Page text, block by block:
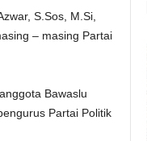
S.Sos, M.Si,
– masing Partai
Bawaslu
Partai Politik